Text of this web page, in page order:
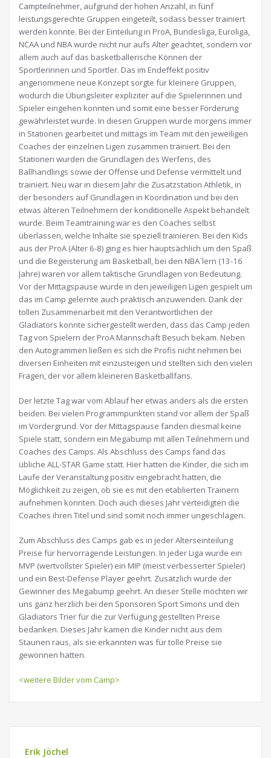
Campteilnehmer, aufgrund der hohen Anzahl, in fünf
leistungsgerechte Gruppen eingeteilt, sodass besser trainiert
werden konnte. Bei der Einteilung in ProA, Bundesliga, Euroliga,
NCAA und NBA wurde nicht nur aufs Alter geachtet, sondern vor
allem auch auf das basketballerische Können der
Sportlerinnen und Sportler. Das im Endeffekt positiv
angenommene neue Konzept sorgte für kleinere Gruppen,
wodurch die Übungsleiter expliziter auf die Spielerinnen und
Spieler eingehen konnten und somit eine besser Förderung
gewährleistet wurde. In diesen Gruppen wurde morgens immer
in Stationen gearbeitet und mittags im Team mit den jeweiligen
Coaches der einzelnen Ligen zusammen trainiert. Bei den
Stationen wurden die Grundlagen des Werfens, des
Ballhandlings sowie der Offense und Defense vermittelt und
trainiert. Neu war in diesem Jahr die Zusatzstation Athletik, in
der besonders auf Grundlagen in Koordination und bei den
etwas älteren Teilnehmern der konditionelle Aspekt behandelt
wurde. Beim Teamtraining war es den Coaches selbst
überlassen, welche Inhalte sie speziell trainieren. Bei den Kids
aus der ProA (Alter 6-8) ging es hier hauptsächlich um den Spaß
und die Begeisterung am Basketball, bei den NBA´lern (13-16
Jahre) waren vor allem taktische Grundlagen von Bedeutung.
Vor der Mittagspause wurde in den jeweiligen Ligen gespielt um
das im Camp gelernte auch praktisch anzuwenden. Dank der
tollen Zusammenarbeit mit den Verantwortlichen der
Gladiators konnte sichergestellt werden, dass das Camp jeden
Tag von Spielern der ProA Mannschaft Besuch bekam. Neben
den Autogrammen ließen es sich die Profis nicht nehmen bei
diversen Einheiten mit einzusteigen und stellten sich den vielen
Fragen, der vor allem kleineren Basketballfans.
Der letzte Tag war vom Ablauf her etwas anders als die ersten
beiden. Bei vielen Programmpunkten stand vor allem der Spaß
im Vordergrund. Vor der Mittagspause fanden diesmal keine
Spiele statt, sondern ein Megabump mit allen Teilnehmern und
Coaches des Camps. Als Abschluss des Camps fand das
übliche ALL-STAR Game statt. Hier hatten die Kinder, die sich im
Laufe der Veranstaltung positiv eingebracht hatten, die
Möglichkeit zu zeigen, ob sie es mit den etablierten Trainern
aufnehmen konnten. Doch auch dieses Jahr verteidigten die
Coaches ihren Titel und sind somit noch immer ungeschlagen.
Zum Abschluss des Camps gab es in jeder Alterseinteilung
Preise für hervorragende Leistungen. In jeder Liga wurde ein
MVP (wertvollster Spieler) ein MIP (meist verbesserter Spieler)
und ein Best-Defense Player geehrt. Zusätzlich wurde der
Gewinner des Megabump geehrt. An dieser Stelle möchten wir
uns ganz herzlich bei den Sponsoren Sport Simons und den
Gladiators Trier für die zur Verfügung gestellten Preise
bedanken. Dieses Jahr kamen die Kinder nicht aus dem
Staunen raus, als sie erkannten was für tolle Preise sie
gewonnen hatten.
<weitere Bilder vom Camp>
Erik Jöchel